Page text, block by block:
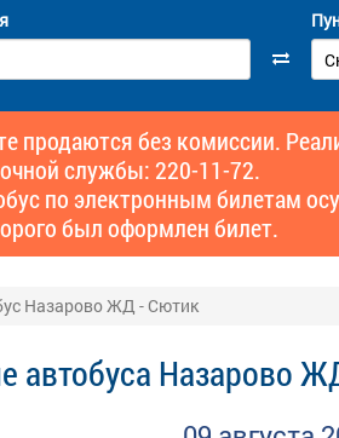
продаются без комиссии.
службы: 220-11-72.
по электронным билетам
был оформлен билет.
Назарово ЖД - Сютик
автобуса Назарово